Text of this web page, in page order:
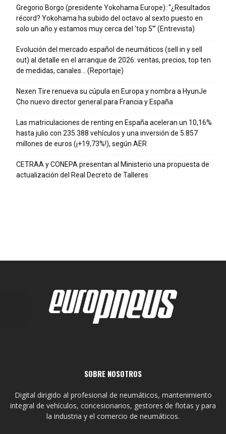
Gregorio Borgo (presidente Yokohama Europe): “¿Resultados
récord? Yokohama ha subido del octavo al sexto puesto en
solo un año y estamos muy cerca del ‘top 5’” (Entrevista)
Evolución del mercado español de neumáticos (sell in y sell
out) al detalle en el arranque de 2026: ventas, precios, top ten
de medidas, canales… (Reportaje)
Nexen Tire renueva su cúpula en Europa y nombra a HyunJe
Cho nuevo director general para Francia y España
Las matriculaciones de renting en España aceleran un 10,16%
hasta julio con 235.388 vehículos y una inversión de 5.857
millones de euros (¡+19,73%!), según AER
CETRAA y CONEPA presentan al Ministerio una propuesta de
actualización del Real Decreto de Talleres
SOBRE NOSOTROS
Digital dirigido al profesional de neumáticos, mantenimiento
integral de vehículos, concesionarios, gestores de flotas y para
la industria y el comercio de neumáticos.